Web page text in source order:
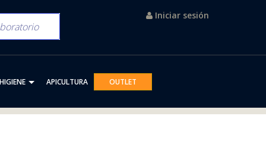
Iniciar sesión
HIGIENE APICULTURA OUTLET